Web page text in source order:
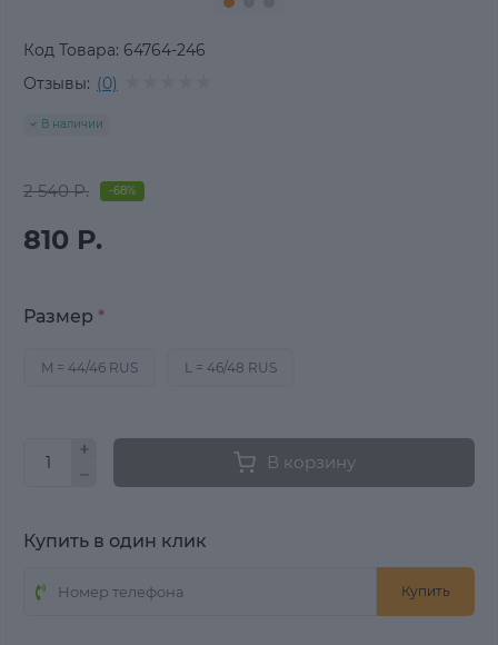
Код Товара: 64764-246
Отзывы: (0)
В наличии
2 540 Р. -68%
810 Р.
Размер *
M = 44/46 RUS L = 46/48 RUS
В корзину
Купить в один клик
Купить